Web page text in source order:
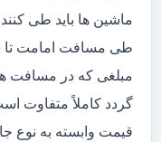
ماشین ها باید طی
طی مسافت امامت تا
مبلغی که در مسافت
گردد کاملاً متفاوت
قیمت وابسته به نوع